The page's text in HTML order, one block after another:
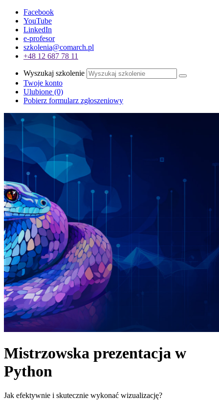
Facebook
YouTube
LinkedIn
e-profesor
szkolenia@comarch.pl
+48 12 687 78 11
Wyszukaj szkolenie
Twoje konto
Ulubione (0)
Pobierz formularz zgłoszeniowy
Mistrzowska prezentacja w
Python
Jak efektywnie i skutecznie wykonać wizualizację?